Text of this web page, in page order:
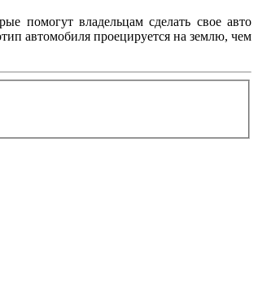
помогут владельцам сделать свое авто
автомобиля проецируется на землю, чем